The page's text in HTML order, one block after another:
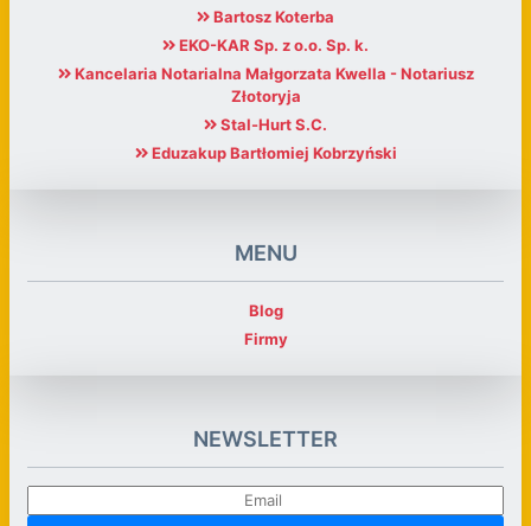
Bartosz Koterba
EKO-KAR Sp. z o.o. Sp. k.
Kancelaria Notarialna Małgorzata Kwella - Notariusz
Złotoryja
Stal-Hurt S.C.
Eduzakup Bartłomiej Kobrzyński
MENU
Blog
Firmy
NEWSLETTER